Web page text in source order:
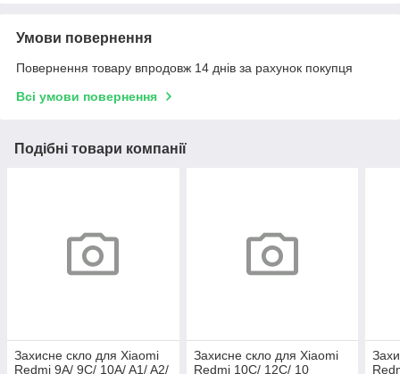
Умови повернення
Повернення товару впродовж 14 днів за рахунок покупця
Всі умови повернення
Подібні товари компанії
Захисне скло для Xiaomi
Redmi 9A/ 9C/ 10A/ A1/ A2/
Захисне скло для Xiaomi
Redmi 10C/ 12C/ 10